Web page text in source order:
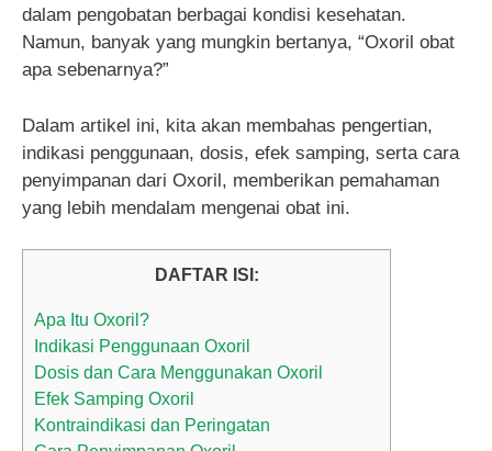
dalam pengobatan berbagai kondisi kesehatan.
Namun, banyak yang mungkin bertanya, “Oxoril obat
apa sebenarnya?”
Dalam artikel ini, kita akan membahas pengertian,
indikasi penggunaan, dosis, efek samping, serta cara
penyimpanan dari Oxoril, memberikan pemahaman
yang lebih mendalam mengenai obat ini.
DAFTAR ISI:
Apa Itu Oxoril?
Indikasi Penggunaan Oxoril
Dosis dan Cara Menggunakan Oxoril
Efek Samping Oxoril
Kontraindikasi dan Peringatan